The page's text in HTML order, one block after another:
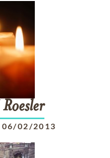
Roesler
06/02/2013